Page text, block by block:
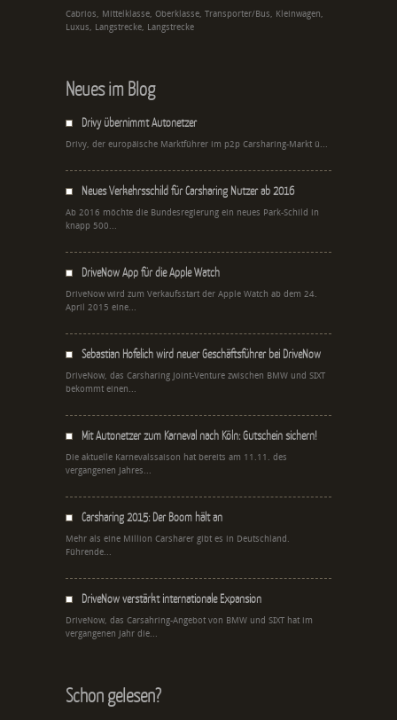
Cabrios, Mittelklasse, Oberklasse, Transporter/Bus, Kleinwagen,
Luxus, Langstrecke, Langstrecke
Neues im Blog
Drivy übernimmt Autonetzer
Drivy, der europäische Marktführer im p2p Carsharing-Markt ü...
Neues Verkehrsschild für Carsharing Nutzer ab 2016
Ab 2016 möchte die Bundesregierung ein neues Park-Schild in
knapp 500...
DriveNow App für die Apple Watch
DriveNow wird zum Verkaufsstart der Apple Watch ab dem 24.
April 2015 eine...
Sebastian Hofelich wird neuer Geschäftsführer bei DriveNow
DriveNow, das Carsharing Joint-Venture zwischen BMW und SIXT
bekommt einen...
Mit Autonetzer zum Karneval nach Köln: Gutschein sichern!
Die aktuelle Karnevalssaison hat bereits am 11.11. des
vergangenen Jahres...
Carsharing 2015: Der Boom hält an
Mehr als eine Million Carsharer gibt es in Deutschland.
Führende...
DriveNow verstärkt internationale Expansion
DriveNow, das Carsahring-Angebot von BMW und SIXT hat im
vergangenen Jahr die...
Schon gelesen?